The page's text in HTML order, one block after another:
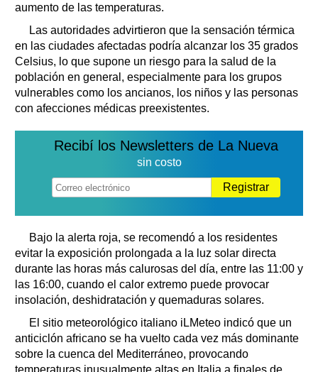
aumento de las temperaturas.
Las autoridades advirtieron que la sensación térmica
en las ciudades afectadas podría alcanzar los 35 grados
Celsius, lo que supone un riesgo para la salud de la
población en general, especialmente para los grupos
vulnerables como los ancianos, los niños y las personas
con afecciones médicas preexistentes.
Recibí los Newsletters de La Nueva
sin costo
Registrar
Bajo la alerta roja, se recomendó a los residentes
evitar la exposición prolongada a la luz solar directa
durante las horas más calurosas del día, entre las 11:00 y
las 16:00, cuando el calor extremo puede provocar
insolación, deshidratación y quemaduras solares.
El sitio meteorológico italiano iLMeteo indicó que un
anticiclón africano se ha vuelto cada vez más dominante
sobre la cuenca del Mediterráneo, provocando
temperaturas inusualmente altas en Italia a finales de